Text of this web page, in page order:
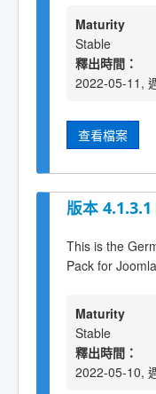
Maturity
Stable
釋出時間：
2022-05-11,
查看檔案
版本 4.1.3.1
This is the
Pack for
Maturity
Stable
釋出時間：
2022-05-10,